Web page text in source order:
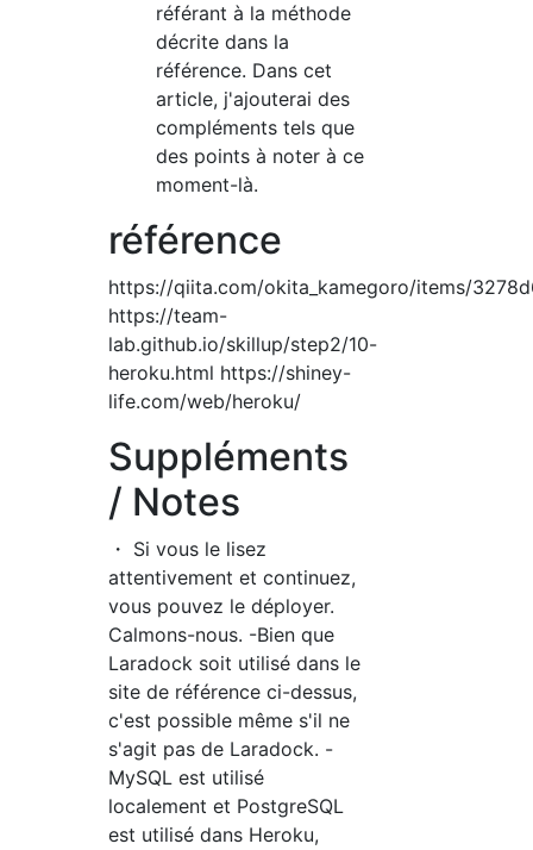
référant à la méthode
décrite dans la
référence. Dans cet
article, j'ajouterai des
compléments tels que
des points à noter à ce
moment-là.
référence
https://qiita.com/okita_kamegoro/items/
https://team-
lab.github.io/skillup/step2/10-
heroku.html https://shiney-
life.com/web/heroku/
Suppléments
/ Notes
・ Si vous le lisez
attentivement et continuez,
vous pouvez le déployer.
Calmons-nous. -Bien que
Laradock soit utilisé dans le
site de référence ci-dessus,
c'est possible même s'il ne
s'agit pas de Laradock. -
MySQL est utilisé
localement et PostgreSQL
est utilisé dans Heroku,